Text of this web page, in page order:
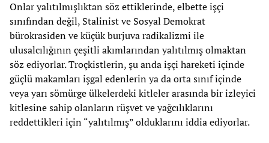
Onlar yalıtılmışlıktan söz ettiklerinde, elbette işçi
sınıfından değil, Stalinist ve Sosyal Demokrat
bürokrasiden ve küçük burjuva radikalizmi ile
ulusalcılığının çeşitli akımlarından yalıtılmış olmaktan
söz ediyorlar. Troçkistlerin, şu anda işçi hareketi içinde
güçlü makamları işgal edenlerin ya da orta sınıf içinde
veya yarı sömürge ülkelerdeki kitleler arasında bir izleyici
kitlesine sahip olanların rüşvet ve yağcılıklarını
reddettikleri için “yalıtılmış” olduklarını iddia ediyorlar.